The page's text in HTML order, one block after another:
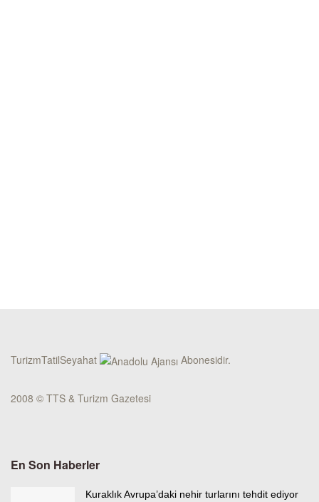
TurizmTatilSeyahat Abonesidir.
2008 © TTS & Turizm Gazetesi
En Son Haberler
Kuraklık Avrupa’daki nehir turlarını tehdit ediyor